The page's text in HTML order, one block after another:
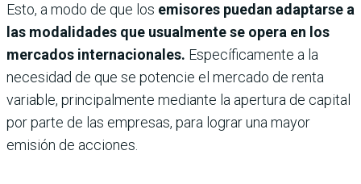
Esto, a modo de que los emisores puedan adaptarse a
las modalidades que usualmente se opera en los
mercados internacionales. Específicamente a la
necesidad de que se potencie el mercado de renta
variable, principalmente mediante la apertura de capital
por parte de las empresas, para lograr una mayor
emisión de acciones.